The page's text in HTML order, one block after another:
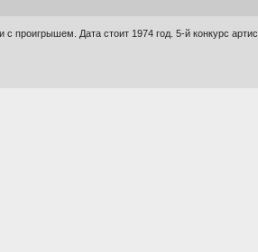
проигрышем. Дата стоит 1974 год. 5-й конкурс